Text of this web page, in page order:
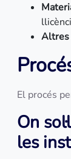
Altres
El procés
On
les